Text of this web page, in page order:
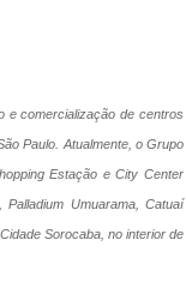
e comercialização de centros
Paulo. Atualmente, o Grupo
Estação e City Center
Umuarama, Catuaí
Sorocaba, no interior de